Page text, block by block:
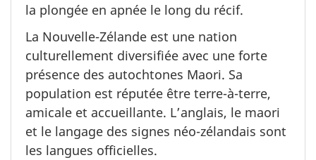
la plongée en apnée le long du récif.
La Nouvelle-Zélande est une nation
culturellement diversifiée avec une forte
présence des autochtones Maori. Sa
population est réputée être terre-à-terre,
amicale et accueillante. L’anglais, le maori
et le langage des signes néo-zélandais sont
les langues officielles.